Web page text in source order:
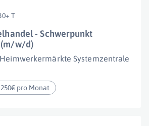
T
- Schwerpunkt
w/d)
Systemzentrale
pro Monat